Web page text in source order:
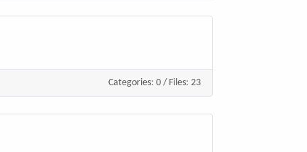
Categories: 0 / Files: 23